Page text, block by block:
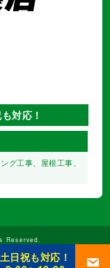
土日祝も対応！
対応！
グ工事、 屋根工事、
Reserved.